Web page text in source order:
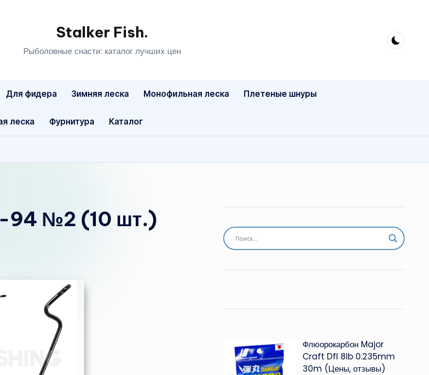
Stalker Fish.
Рыболовные снасти: каталог лучших цен
Для фидера Зимняя леска Монофильная леска Плетеные шнуры
леска Фурнитура Каталог
94 №2 (10 шт.)
Флюорокарбон Major
Craft Dfl 8lb 0.235mm
30m (Цены, отзывы)